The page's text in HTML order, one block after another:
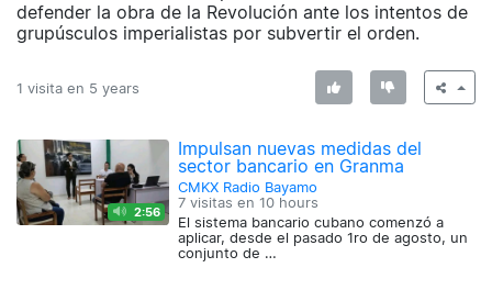
defender la obra de la Revolución ante los intentos de
grupúsculos imperialistas por subvertir el orden.
1 visita en 5 years
2:56
Impulsan nuevas medidas del
sector bancario en Granma
CMKX Radio Bayamo
7 visitas en 10 hours
El sistema bancario cubano comenzó a
aplicar, desde el pasado 1ro de agosto, un
conjunto de …